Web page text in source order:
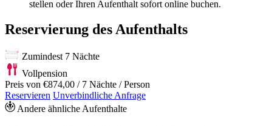
stellen oder Ihren Aufenthalt sofort online buchen.
Reservierung des Aufenthalts
Zumindest 7 Nächte
Vollpension
Preis von €874,00 / 7 Nächte / Person
Reservieren Unverbindliche Anfrage
Andere ähnliche Aufenthalte